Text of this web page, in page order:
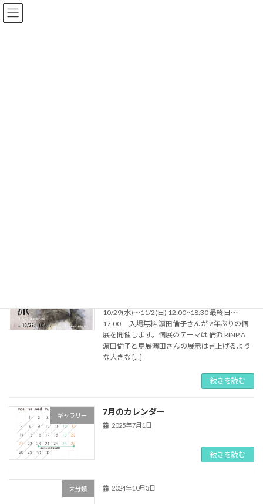
コ
ン
ナ
ビ
10/29(水)〜11/2(日) 12:00~18:30 最終日〜
17:00 入場無料 濵田倫子さんが 2年ぶりの個
展を開催します。個展のテーマは 倫派 RINP A
濵田倫子と烏展濵田さんの展示は見上げるよう
な大きな […]
続きを読む
ギャラリー 7月のカレンダー
2025年7月1日
続きを読む
未分類 2024年10月3日